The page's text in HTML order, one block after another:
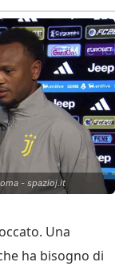
- spazioj.it
Una
ha bisogno di